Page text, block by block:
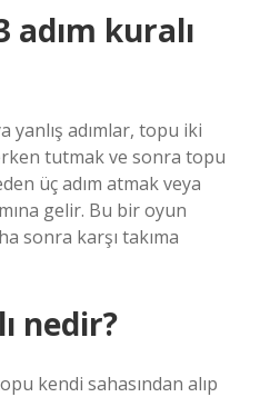
adım kuralı
yanlış adımlar, topu iki
tutmak ve sonra topu
üç adım atmak veya
gelir. Bu bir oyun
sonra karşı takıma
nedir?
kendi sahasından alıp